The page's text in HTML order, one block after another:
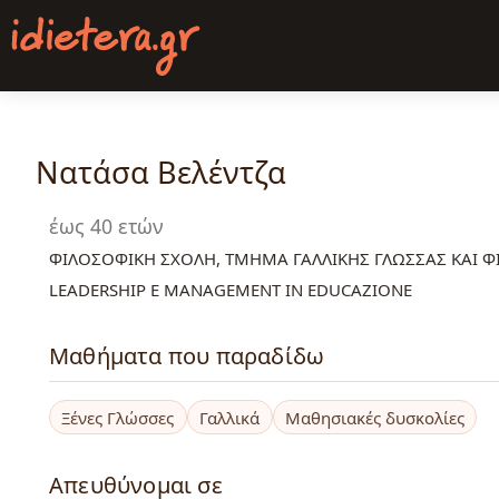
Παράκαμψη
προς
κυρίως
Νατάσα Βελέντζα
έως 40 ετών
ΦΙΛΟΣΟΦΙΚΗ ΣΧΟΛΗ, ΤΜΗΜΑ ΓΑΛΛΙΚΗΣ ΓΛΩΣΣΑΣ ΚΑΙ
LEADERSHIP E MANAGEMENT IN EDUCAZIONE
Μαθήματα που παραδίδω
Ξένες Γλώσσες Γαλλικά Μαθησιακές δυσκολίες
Απευθύνομαι σε